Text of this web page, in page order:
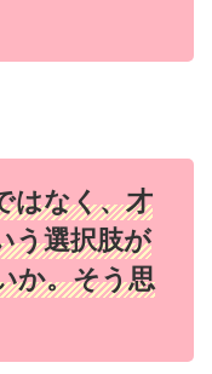
はなく、才
う選択肢が
か。そう思